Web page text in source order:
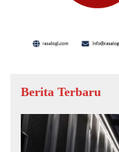
Berita Terbaru